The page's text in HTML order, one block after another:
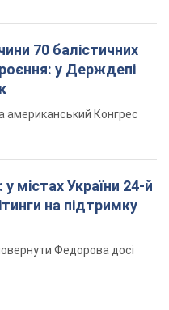
містах України 24-й
на підтримку
Федорова досі